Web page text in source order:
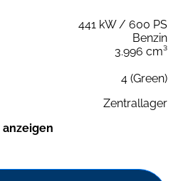
441 kW / 600 PS
Benzin
3.996 cm³
4 (Green)
Zentrallager
anzeigen